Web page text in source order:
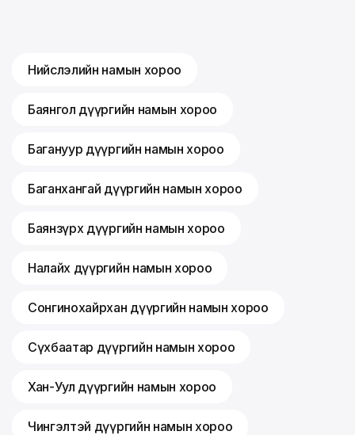
Нийслэлийн намын хороо
Баянгол дүүргийн намын хороо
Багануур дүүргийн намын хороо
Баганхангай дүүргийн намын хороо
Баянзүрх дүүргийн намын хороо
Налайх дүүргийн намын хороо
Сонгинохайрхан дүүргийн намын хороо
Сүхбаатар дүүргийн намын хороо
Хан-Уул дүүргийн намын хороо
Чингэлтэй дүүргийн намын хороо